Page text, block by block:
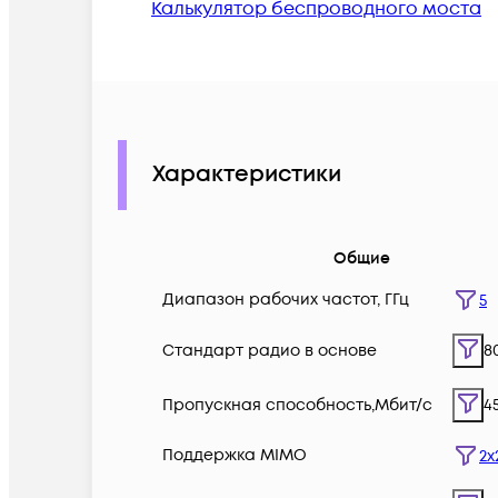
Калькулятор беспроводного моста
Характеристики
Общие
Диапазон рабочих частот, ГГц
5
Стандарт радио в основе
Пропускная способность,Мбит/с
Поддержка MIMO